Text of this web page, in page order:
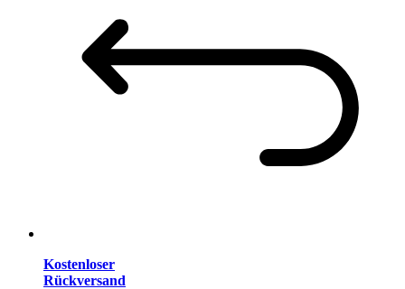
Kostenloser
Rückversand